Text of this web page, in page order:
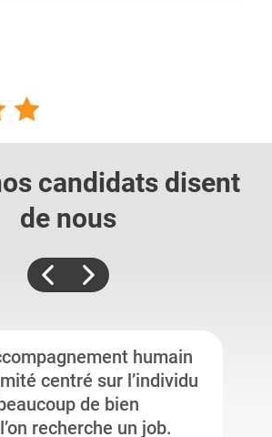
candidats disent
de nous
humain
centré sur l’individu
de bien
recherche un job.